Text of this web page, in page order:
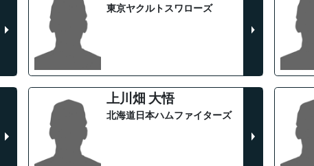
東京ヤクルトスワローズ
上川畑 大悟
北海道日本ハムファイターズ